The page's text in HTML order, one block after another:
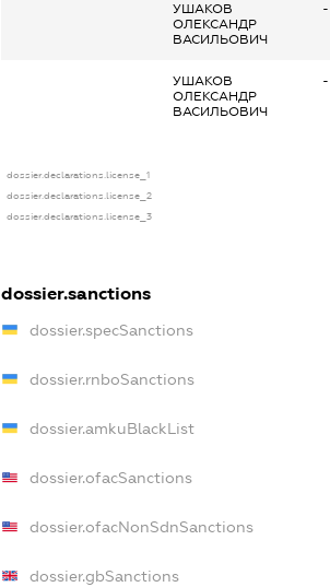
УШАКОВ
ОЛЕКСАНДР
ВАСИЛЬОВИЧ
-
УШАКОВ
ОЛЕКСАНДР
ВАСИЛЬОВИЧ
-
dossier.declarations.license_1
dossier.declarations.license_2
dossier.declarations.license_3
dossier.sanctions
dossier.specSanctions
dossier.rnboSanctions
dossier.amkuBlackList
dossier.ofacSanctions
dossier.ofacNonSdnSanctions
dossier.gbSanctions